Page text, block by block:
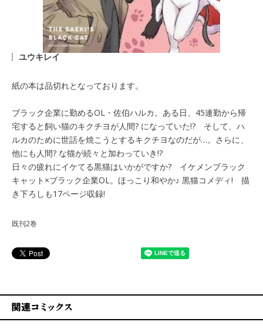
ユウキレイ
紙の本は品切れとなっております。
ブラック企業に勤めるOL・佐伯ハルカ。ある日、45連勤から帰
宅すると飼い猫のキクチヨが人間? になっていた!? そして、ハ
ルカのために世話を焼こうとするキクチヨなのだが…。さらに、
他にも人間? な猫が続々と加わっていき!?
日々の疲れにイケてる黒猫はいかがですか? イケメンブラック
キャット×ブラック企業OL。ほっこり和やか♪ 黒猫コメディ! 描
き下ろしも17ページ収録!
既刊2巻